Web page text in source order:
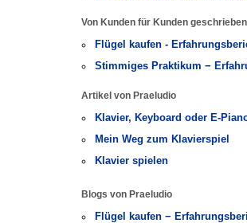
Von Kunden für Kunden geschrieben
Flügel kaufen -
Stimmiges Praktikum −
Artikel von Praeludio
Klavier, Keyboard oder E-
Mein Weg zum Klavierspiel
Klavier spielen
Blogs von Praeludio
Flügel kaufen −